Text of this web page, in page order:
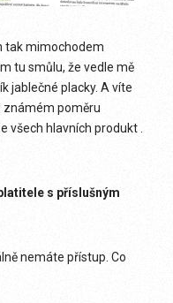
tak mimochodem
tu smůlu, že vedle mě
jablečné placky. A víte
známém poměru
všech hlavních produkt .
s příslušným
nemáte přístup. Co